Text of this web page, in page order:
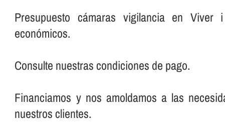
Presupuesto cámaras vigilancia en Viver
económicos.
Consulte nuestras condiciones de pago.
Financiamos y nos amoldamos a las
nuestros clientes.